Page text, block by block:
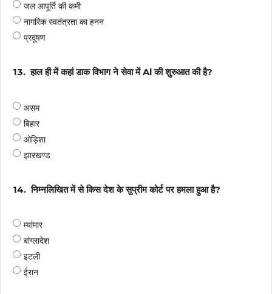
जल आपूर्ति की कमी
नागरिक स्वतंत्रता का हनन
प्रदूषण
13. हाल ही में कहां डाक विभाग ने सेवा में Al की शुरुआत की है?
असम
बिहार
ओड़िशा
झारखण्ड
14. निम्नलिखित में से किस देश के सुप्रीम कोर्ट पर हमला हुआ है?
म्यांमार
बांग्लादेश
इटली
ईरान